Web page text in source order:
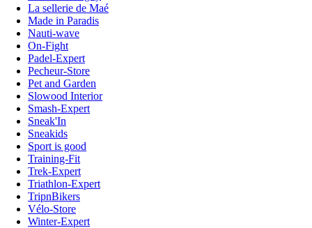
La sellerie de Maé
Made in Paradis
Nauti-wave
On-Fight
Padel-Expert
Pecheur-Store
Pet and Garden
Slowood Interior
Smash-Expert
Sneak'In
Sneakids
Sport is good
Training-Fit
Trek-Expert
Triathlon-Expert
TripnBikers
Vélo-Store
Winter-Expert